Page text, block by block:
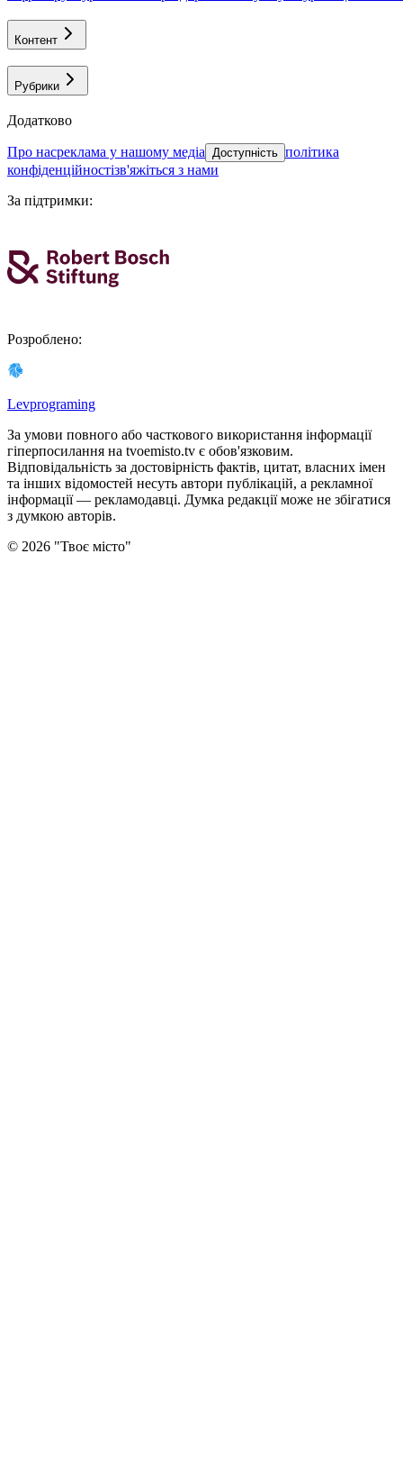
Контент
Рубрики
Додатково
про насреклама у нашому медіа Доступність політика
конфіденційностізв'яжіться з нами
За підтримки:
Розроблено:
Levprograming
За умови повного або часткового використання iнформацiї
гіперпосилання на tvoemisto.tv є обов'язковим.
Відповідальність за достовірність фактів, цитат, власних імен
та інших відомостей несуть автори публікацій, а рекламної
інформації — рекламодавці. Думка редакцiї може не збiгатися
з думкою авторiв.
© 2026 "Твоє місто"